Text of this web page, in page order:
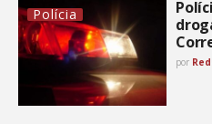
Polícia
por